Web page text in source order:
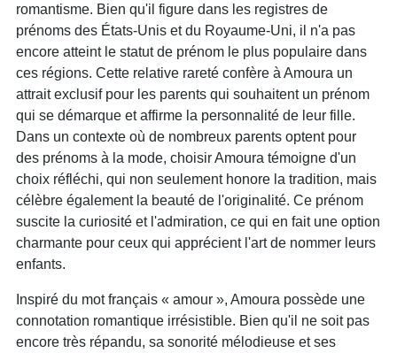
romantisme. Bien qu'il figure dans les registres de
prénoms des États-Unis et du Royaume-Uni, il n'a pas
encore atteint le statut de prénom le plus populaire dans
ces régions. Cette relative rareté confère à Amoura un
attrait exclusif pour les parents qui souhaitent un prénom
qui se démarque et affirme la personnalité de leur fille.
Dans un contexte où de nombreux parents optent pour
des prénoms à la mode, choisir Amoura témoigne d'un
choix réfléchi, qui non seulement honore la tradition, mais
célèbre également la beauté de l'originalité. Ce prénom
suscite la curiosité et l'admiration, ce qui en fait une option
charmante pour ceux qui apprécient l'art de nommer leurs
enfants.
Inspiré du mot français « amour », Amoura possède une
connotation romantique irrésistible. Bien qu'il ne soit pas
encore très répandu, sa sonorité mélodieuse et ses